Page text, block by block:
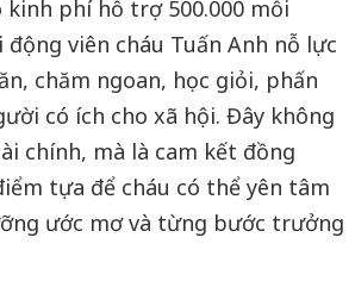
phí hỗ trợ 500.000 mỗi
viên cháu Tuấn Anh nỗ lực
chăm ngoan, học giỏi, phấn
có ích cho xã hội. Đây không
chính, mà là cam kết đồng
tựa để cháu có thể yên tâm
ước mơ và từng bước trưởng